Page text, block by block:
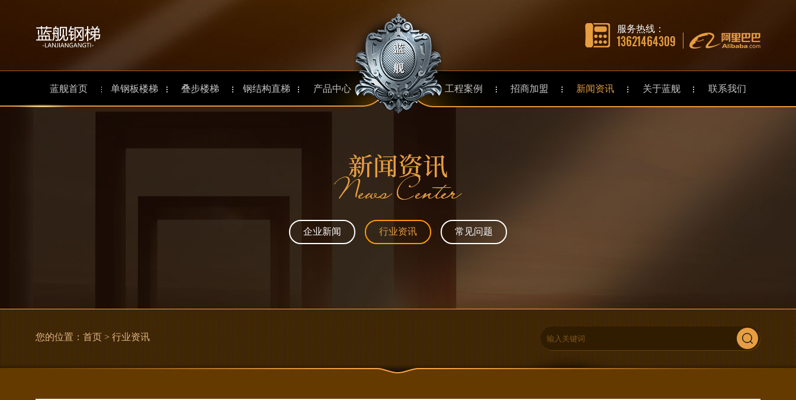
服务热线：
13621464309
蓝舰首页 单钢板楼梯 叠步楼梯 钢结构直梯 产品中心
aaa
工程案例
招商加盟 新闻资讯 关于蓝舰 联系我们
企业新闻 行业资讯 常见问题
您的位置：首页> 行业资讯